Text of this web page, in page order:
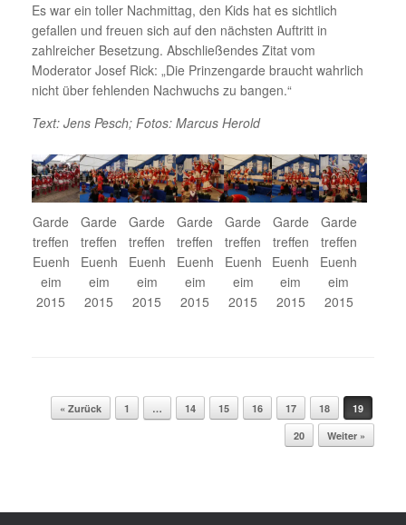
Es war ein toller Nachmittag, den Kids hat es sichtlich
gefallen und freuen sich auf den nächsten Auftritt in
zahlreicher Besetzung. Abschließendes Zitat vom
Moderator Josef Rick: „Die Prinzengarde braucht wahrlich
nicht über fehlenden Nachwuchs zu bangen.“
Text: Jens Pesch; Fotos: Marcus Herold
Garde
treffen
Euenh
eim
2015
Garde
treffen
Euenh
eim
2015
Garde
treffen
Euenh
eim
2015
Garde
treffen
Euenh
eim
2015
Garde
treffen
Euenh
eim
2015
Garde
treffen
Euenh
eim
2015
Garde
treffen
Euenh
eim
2015
Beitragsnavigation
« Zurück 1 … 14 15 16 17 18
19
20
Weiter »